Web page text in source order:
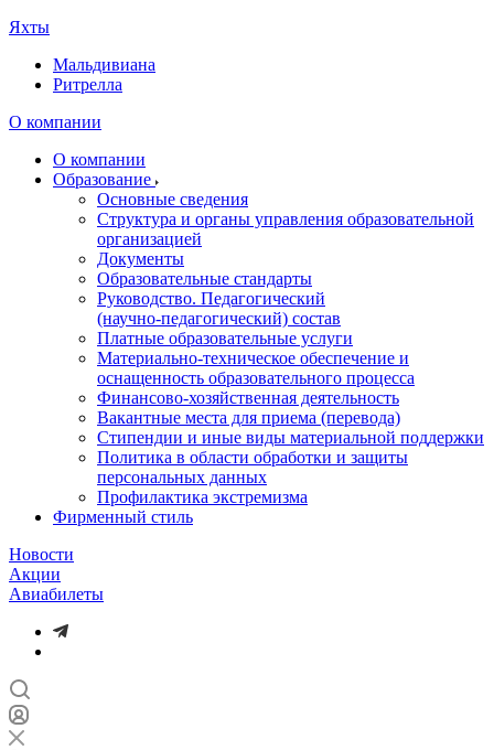
Яхты
Мальдивиана
Ритрелла
О компании
О компании
Образование
Основные сведения
Структура и органы управления образовательной
организацией
Документы
Образовательные стандарты
Руководство. Педагогический
(научно‑педагогический) состав
Платные образовательные услуги
Материально-техническое обеспечение и
оснащенность образовательного процесса
Финансово-хозяйственная деятельность
Вакантные места для приема (перевода)
Стипендии и иные виды материальной поддержки
Политика в области обработки и защиты
персональных данных
Профилактика экстремизма
Фирменный стиль
Новости
Акции
Авиабилеты